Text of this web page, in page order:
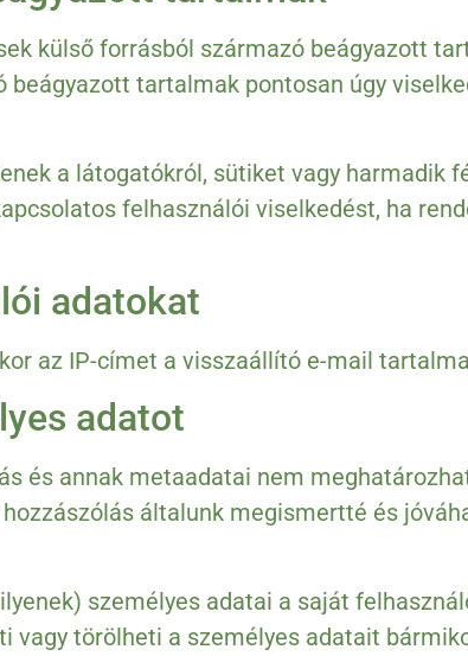
külső forrásból származó beágyazott
tartalmak pontosan úgy
a látogatókról, sütiket vagy harmadik
felhasználói viselkedést, ha
adatokat
az IP-címet a visszaállító e-mail
adatot
és annak metaadatai nem
általunk megismertté és
személyes adatai a saját
törölheti a személyes adatait